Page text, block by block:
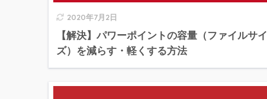
2020年7月2日
【解決】パワーポイントの容量（ファイルサイ
ズ）を減らす・軽くする方法